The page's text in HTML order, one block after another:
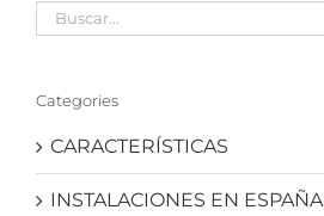
Buscar:
Categories
CARACTERÍSTICAS
INSTALACIONES EN ESPAÑA